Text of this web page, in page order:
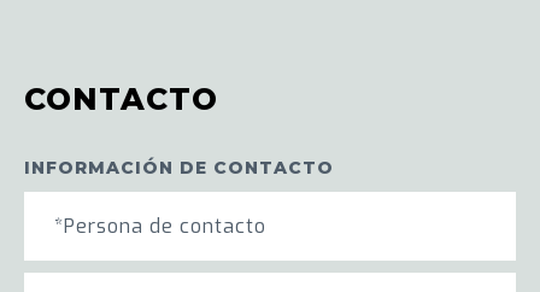
CONTACTO
INFORMACIÓN DE CONTACTO